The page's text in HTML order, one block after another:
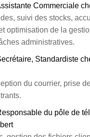
Commerciale
suivi des stocks,
optimisation de la
administratives.
Standardiste
du courrier, prise
du pôle de